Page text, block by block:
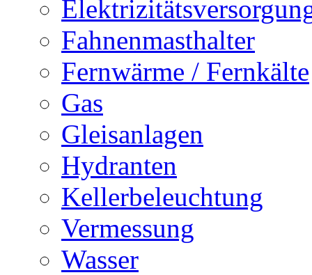
Fahnenmasthalter
Fernwärme / Fernkälte
Gas
Gleisanlagen
Hydranten
Kellerbeleuchtung
Vermessung
Wasser